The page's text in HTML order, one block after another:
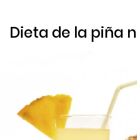
Dieta de la piña